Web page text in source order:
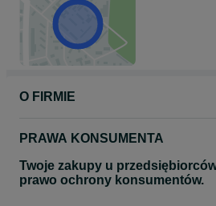
O FIRMIE
PRAWA KONSUMENTA
Twoje zakupy u
prawo ochrony konsumentów.